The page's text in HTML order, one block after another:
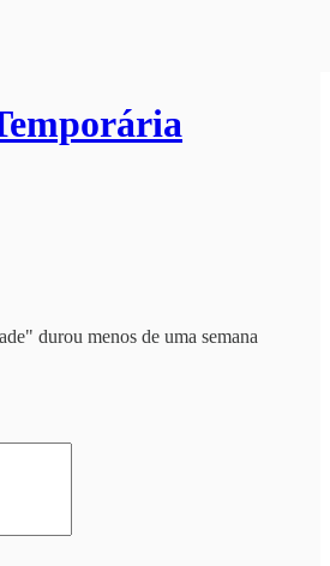
durou menos de uma semana